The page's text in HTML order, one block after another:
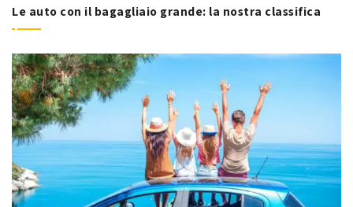
Le auto con il bagagliaio grande: la nostra classifica